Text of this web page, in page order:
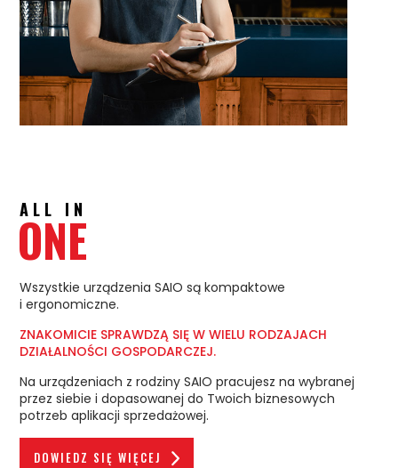
ALL IN
ONE
Wszystkie urządzenia SAIO są kompaktowe
i ergonomiczne.
ZNAKOMICIE SPRAWDZĄ SIĘ W WIELU RODZAJACH
DZIAŁALNOŚCI GOSPODARCZEJ.
Na urządzeniach z rodziny SAIO pracujesz na wybranej
przez siebie i dopasowanej do Twoich biznesowych
potrzeb aplikacji sprzedażowej.
DOWIEDZ SIĘ WIĘCEJ